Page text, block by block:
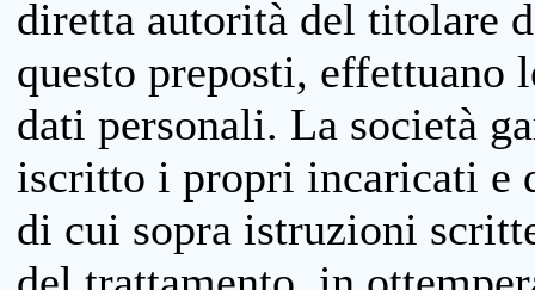
diretta autorità del titolare
questo preposti, effettuano
dati personali. La società
iscritto i propri incaricati e
di cui sopra istruzioni